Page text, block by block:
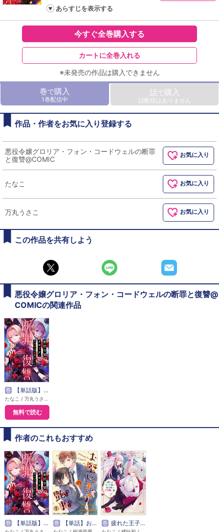
あらすじを表示する
今すぐ全巻購入する
カートに全巻入れる
※未発売の作品は購入できません
巻で購入
1巻配信中
話で購入
話配信はありません
作品・作者をお気に入り登録する
悪役令嬢グロリア・フォン・コードウェルの断罪
と復讐@COMIC
お気に入り
たなこ お気に入り
万丸うさこ お気に入り
この作品を共有しよう
悪役令嬢グロリア・フォン・コードウェルの断罪と復讐@
COMICの関連作品
巻 【単話版】悪役令嬢グロリア・フォン・コードウェルの断罪と復讐@COMIC
無料で読む
作者のこれもおすすめ
巻 【単話版】悪役令嬢グロリア・フォン・コードウェルの断罪と復讐@COMIC 巻 【単話】お堅い王子の艶事 巻 疲れた王子様と教育係のご令嬢の話